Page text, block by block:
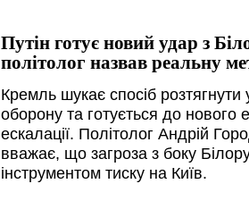
Путін готує новий удар з
політолог назвав реальну
Кремль шукає спосіб розтягнути
оборону та готується до нового
ескалації. Політолог Андрій
вважає, що загроза з боку
інструментом тиску на Київ.